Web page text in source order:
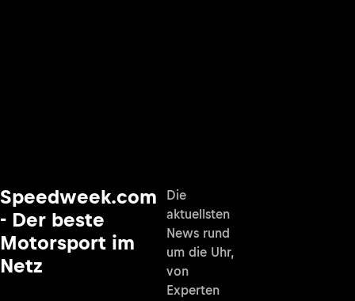
Speedweek.com
- Der beste
Motorsport im
Netz
Die
aktuellsten
News rund
um die Uhr,
von
Experten